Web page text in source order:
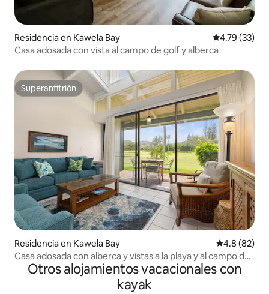
Residencia en Kawela Bay Calificación
4.79 (33)
Casa adosada con vista al campo de golf y alberca
Superanfitrión
Superanfitrión
Residencia en Kawela Bay Calificación
4.8 (82)
Casa adosada con alberca y vistas a la playa y al campo de
golfOtros alojamientos vacacionales con
kayak